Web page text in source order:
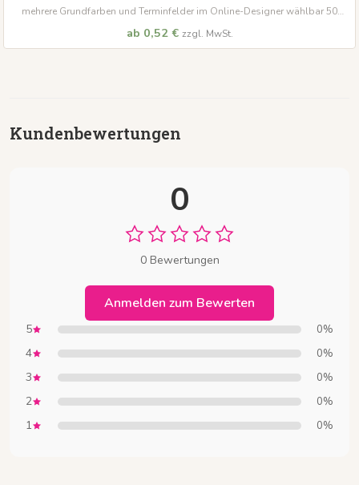
mehrere Grundfarben und Terminfelder im Online-Designer wählbar 50
ab 0,52 € zzgl. MwSt.
Kundenbewertungen
0
0 Bewertungen
Anmelden zum Bewerten
5 0%
4 0%
3 0%
2 0%
1 0%